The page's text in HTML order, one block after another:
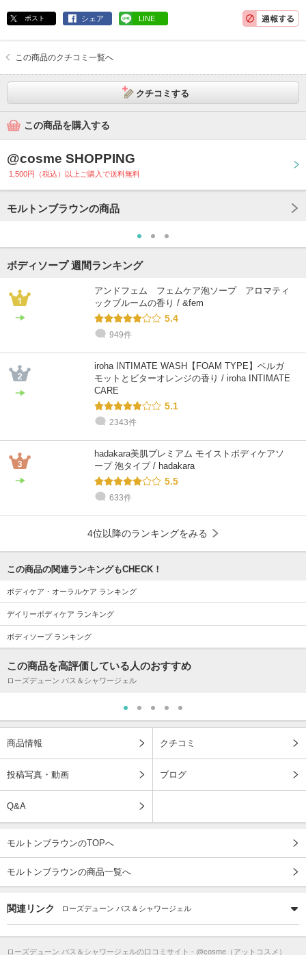
ポスト シェア LINE
この商品のクチコミ一覧へ
クチコミする
この商品を購入する
@cosme SHOPPING
1,500円（税込）以上ご購入で送料無料
モルトンブラウンの商品
ボディソープ 週間ランキング
アンドフェム フェムケア泡ソープ アロマティ
ックブルームの香り / &fem
5.4
949件
iroha INTIMATE WASH【FOAM TYPE】ベルガ
モットとビターオレンジの香り / iroha INTIMATE
CARE
5.1
2343件
hadakara美肌プレミアム モイストボディケアソ
ープ 泡タイプ / hadakara
5.5
633件
4位以降のランキングをみる
この商品の関連ランキングもCHECK！
ボディケア・オーラルケア ランキング
デイリーボディケア ランキング
ボディソープ ランキング
この商品を高評価している人のおすすめ
ローズデューン バス＆シャワージェル
商品情報 クチコミ
投稿写真・動画 ブログ
Q&A
モルトンブラウンのTOPへ
モルトンブラウンの商品一覧へ
関連リンク ローズデューン バス＆シャワージェル
ローズデューン バス＆シャワージェルの口コミサイト - @cosme（アットコスメ）